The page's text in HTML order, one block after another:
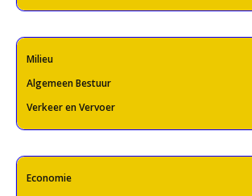
Milieu
Algemeen Bestuur
Verkeer en Vervoer
Economie